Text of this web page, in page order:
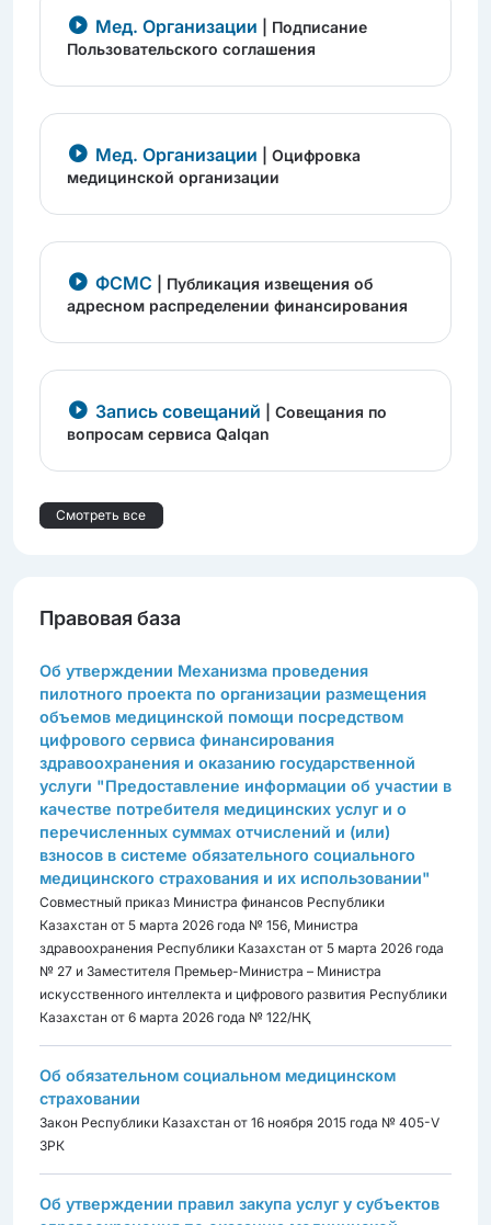
Мед. Организации
| Подписание
Пользовательского соглашения
Мед. Организации
| Оцифровка
медицинской организации
ФСМС
| Публикация извещения об
адресном распределении финансирования
Запись совещаний
| Cовещания по
вопросам сервиса Qalqan
Смотреть все
Правовая база
Об утверждении Механизма проведения
пилотного проекта по организации размещения
объемов медицинской помощи посредством
цифрового сервиса финансирования
здравоохранения и оказанию государственной
услуги "Предоставление информации об участии в
качестве потребителя медицинских услуг и о
перечисленных суммах отчислений и (или)
взносов в системе обязательного социального
медицинского страхования и их использовании"
Совместный приказ Министра финансов Республики
Казахстан от 5 марта 2026 года № 156, Министра
здравоохранения Республики Казахстан от 5 марта 2026 года
№ 27 и Заместителя Премьер-Министра – Министра
искусственного интеллекта и цифрового развития Республики
Казахстан от 6 марта 2026 года № 122/НҚ
Об обязательном социальном медицинском
страховании
Закон Республики Казахстан от 16 ноября 2015 года № 405-V
ЗРК
Об утверждении правил закупа услуг у субъектов